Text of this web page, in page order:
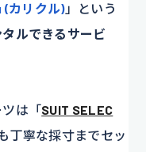
(カリクル)」という
ルできるサービ
は「SUIT SELEC
丁寧な採寸までセッ